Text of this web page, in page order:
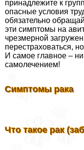
принадлежите к
опасные условия
обязательно
эти симптомы на
чрезмерной
перестраховаться,
И самое главное –
самолечением!
Симптомы paка
Что такое paк